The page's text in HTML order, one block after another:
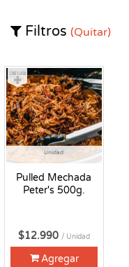
Filtros (Quitar)
Unidad
Pulled Mechada
Peter's 500g.
Congelado
$12.990 / Unidad
Agregar